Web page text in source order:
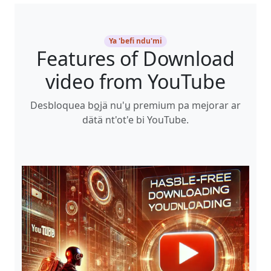
Ya 'befi ndu'mi
Features of Download
video from YouTube
Desbloquea bo̲jä nu'u̲ premium pa mejorar ar
dätä nt'ot'e bi YouTube.